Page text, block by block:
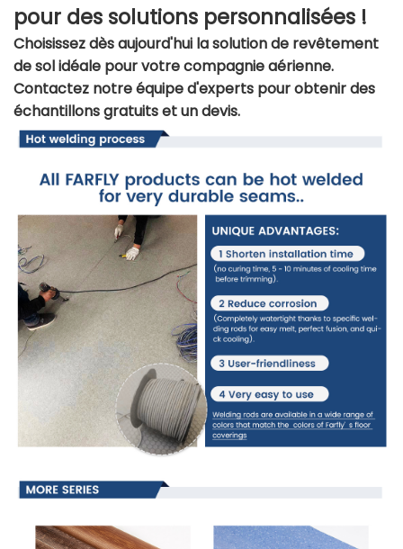
pour des solutions personnalisées !
Choisissez dès aujourd'hui la solution de revêtement
de sol idéale pour votre compagnie aérienne.
Contactez notre équipe d'experts pour obtenir des
échantillons gratuits et un devis.